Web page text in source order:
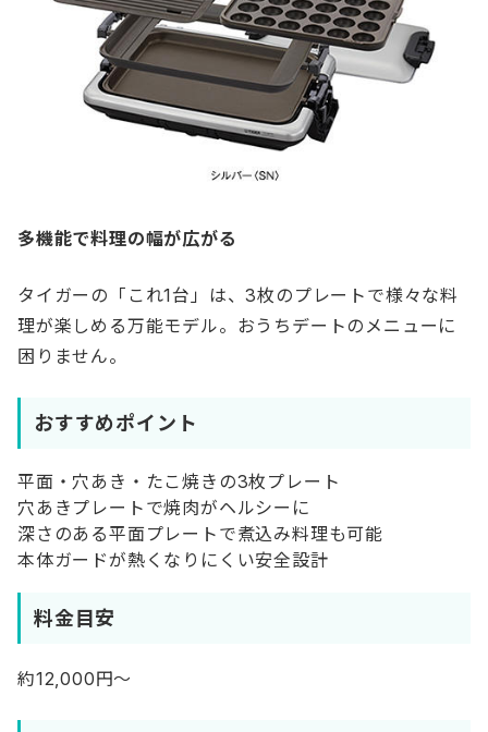
多機能で料理の幅が広がる
タイガーの「これ1台」は、3枚のプレートで様々な料
理が楽しめる万能モデル。おうちデートのメニューに
困りません。
おすすめポイント
平面・穴あき・たこ焼きの3枚プレート
穴あきプレートで焼肉がヘルシーに
深さのある平面プレートで煮込み料理も可能
本体ガードが熱くなりにくい安全設計
料金目安
約12,000円～